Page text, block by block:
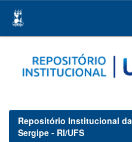
navigation
Repositório Institucional
Sergipe - RI/UFS